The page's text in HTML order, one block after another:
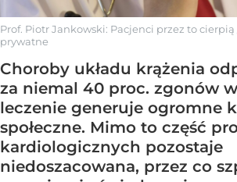
Prof. Piotr Jankowski: Pacjenci przez to cierpią
prywatne
Choroby układu krążenia
za niemal 40 proc. zgonów
leczenie generuje ogromne
społeczne. Mimo to część
kardiologicznych pozostaje
niedoszacowana, przez co